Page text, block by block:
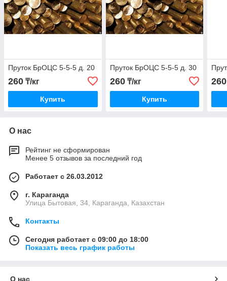
Пруток БрОЦС 5-5-5 д. 20
260 ₸/кг
Купить
Пруток БрОЦС 5-5-5 д. 30
260₸/кг
Купить
260
О нас
Рейтинг не сформирован
Менее 5 отзывов за последний год
Работает с 26.03.2012
г. Караганда
Улица Бытовая, 34, Караганда, Казахстан
Контакты
Сегодня работает с 09:00 до 18:00
Показать весь график работы
О нас